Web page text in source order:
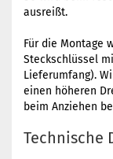
ausreißt.
Für die Montage
Steckschlüssel
Lieferumfang).
einen höheren
beim Anziehen
Technische